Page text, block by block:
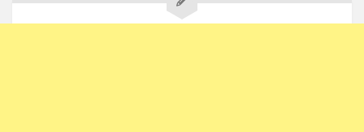
考古題加強|公職英文